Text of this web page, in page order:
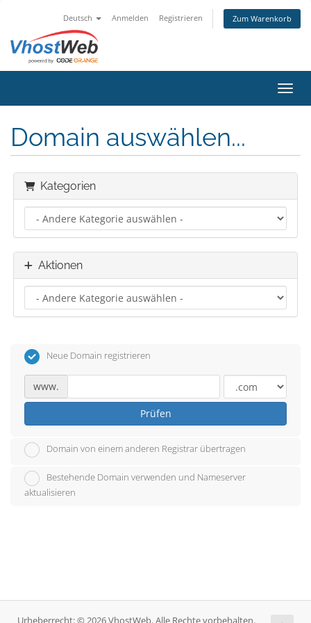
Deutsch Anmelden Registrieren Zum Warenkorb
Domain auswählen...
Kategorien
Aktionen
Neue Domain registrieren
www.
Prüfen
Domain von einem anderen Registrar übertragen
Bestehende Domain verwenden und Nameserver
aktualisieren
Urheberrecht: © 2026 VhostWeb. Alle Rechte vorbehalten.